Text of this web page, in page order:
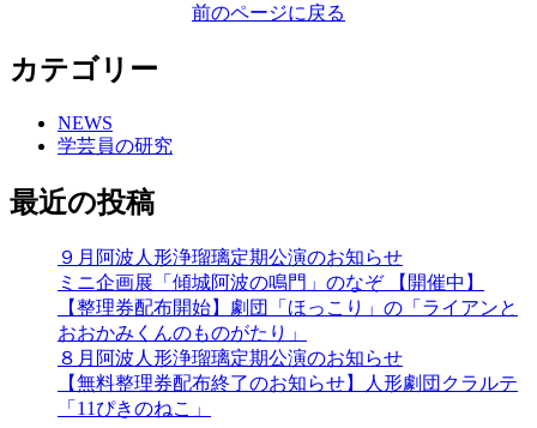
前のページに戻る
カテゴリー
NEWS
学芸員の研究
最近の投稿
９月阿波人形浄瑠璃定期公演のお知らせ
ミニ企画展「傾城阿波の鳴門」のなぞ 【開催中】
【整理券配布開始】劇団「ほっこり」の「ライアンと
おおかみくんのものがたり」
８月阿波人形浄瑠璃定期公演のお知らせ
【無料整理券配布終了のお知らせ】人形劇団クラルテ
「11ぴきのねこ」